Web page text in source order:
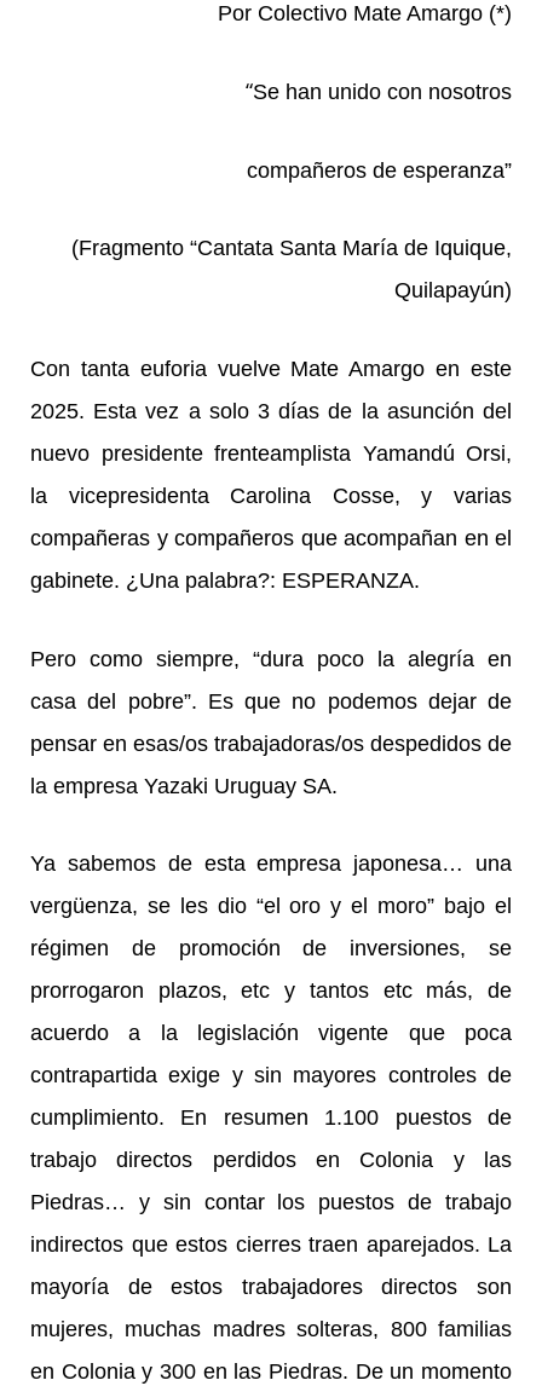
Por Colectivo Mate Amargo (*)
“Se han unido con nosotros
compañeros de esperanza”
(Fragmento “Cantata Santa María de Iquique,
Quilapayún)
Con tanta euforia vuelve Mate Amargo en este
2025. Esta vez a solo 3 días de la asunción del
nuevo presidente frenteamplista Yamandú Orsi,
la vicepresidenta Carolina Cosse, y varias
compañeras y compañeros que acompañan en el
gabinete. ¿Una palabra?: ESPERANZA.
Pero como siempre, “dura poco la alegría en
casa del pobre”. Es que no podemos dejar de
pensar en esas/os trabajadoras/os despedidos de
la empresa Yazaki Uruguay SA.
Ya sabemos de esta empresa japonesa… una
vergüenza, se les dio “el oro y el moro” bajo el
régimen de promoción de inversiones, se
prorrogaron plazos, etc y tantos etc más, de
acuerdo a la legislación vigente que poca
contrapartida exige y sin mayores controles de
cumplimiento. En resumen 1.100 puestos de
trabajo directos perdidos en Colonia y las
Piedras… y sin contar los puestos de trabajo
indirectos que estos cierres traen aparejados. La
mayoría de estos trabajadores directos son
mujeres, muchas madres solteras, 800 familias
en Colonia y 300 en las Piedras. De un momento